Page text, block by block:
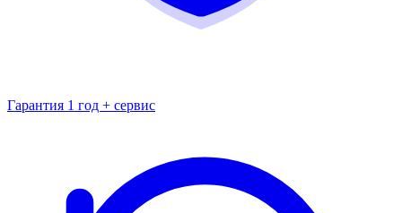
Гарантия 1 год + сервис